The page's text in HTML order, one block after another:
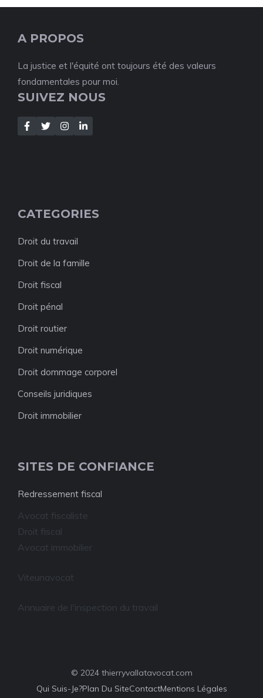
A PROPOS
La justice et l'équité ont toujours été des valeurs
fondamentales pour moi.
SUIVEZ NOUS
CATEGORIES
Droit du travail
Droit de la famille
Droit fiscal
Droit pénal
Droit routier
Droit numérique
Droit dommage corporel
Conseils juridiques
Droit immobilier
SITES DE CONFIANCE
Redressement fiscal
Avocat fiscaliste
Droit fiscal
Avocat immobilier
Viteunavocat
Annuaire de l'inspection du travail
© 2024 thierryvallatavocat.com
Qui Suis-Je?Plan Du SiteContactMentions Légales